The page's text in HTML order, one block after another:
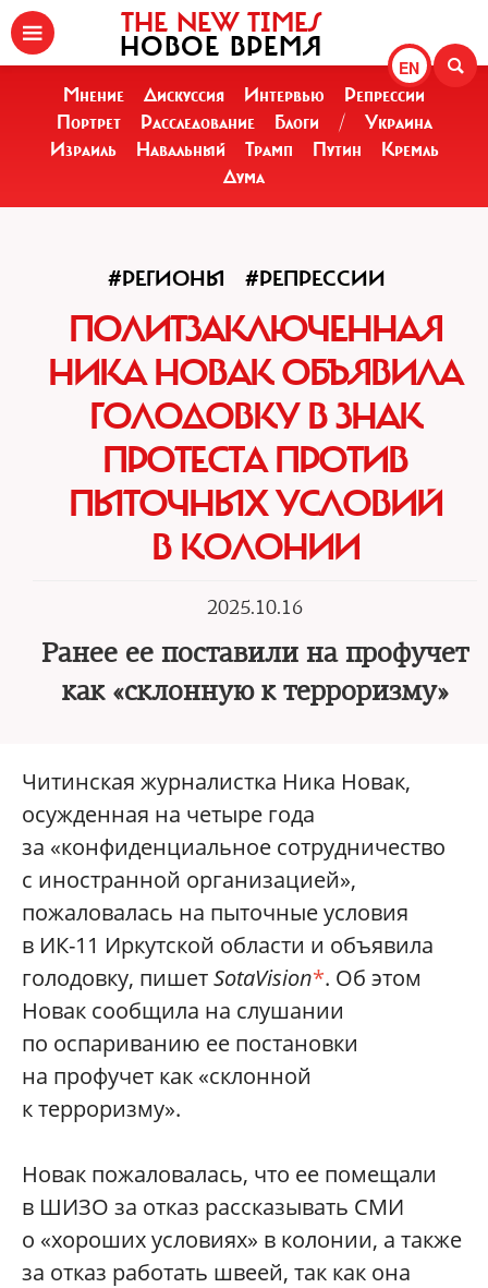
EN
THE NEW TIMES
НОВОЕ ВРЕМЯ
Мнение Дискуссия Интервью
Репрессии
Портрет
Расследование Блоги /
Украина
Израиль
Навальный Трамп Путин
Кремль
Дума
#РЕГИОНЫ #РЕПРЕССИИ
ПОЛИТЗАКЛЮЧЕННАЯ
НИКА НОВАК ОБЪЯВИЛА
ГОЛОДОВКУ В ЗНАК
ПРОТЕСТА ПРОТИВ
ПЫТОЧНЫХ УСЛОВИЙ
В КОЛОНИИ
2025.10.16
Ранее ее поставили на профучет
как «склонную к терроризму»
Читинская журналистка Ника Новак,
осужденная на четыре года
за «конфиденциальное сотрудничество
с иностранной организацией»,
пожаловалась на пыточные условия
в ИК-11 Иркутской области и объявила
голодовку, пишетSotaVision*. Об этом
Новак сообщила на слушании
по оспариванию ее постановки
на профучет как «склонной
к терроризму».
Новак пожаловалась, что ее помещали
в ШИЗО за отказ рассказывать СМИ
о «хороших условиях» в колонии, а также
за отказ работать швеей, так как она